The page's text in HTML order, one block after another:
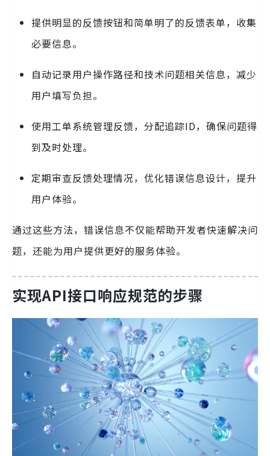
提供明显的反馈按钮和简单明了的反馈表单，收集
必要信息。
自动记录用户操作路径和技术问题相关信息，减少
用户填写负担。
使用工单系统管理反馈，分配追踪ID，确保问题得
到及时处理。
定期审查反馈处理情况，优化错误信息设计，提升
用户体验。
通过这些方法，错误信息不仅能帮助开发者快速解决问
题，还能为用户提供更好的服务体验。
实现API接口响应规范的步骤